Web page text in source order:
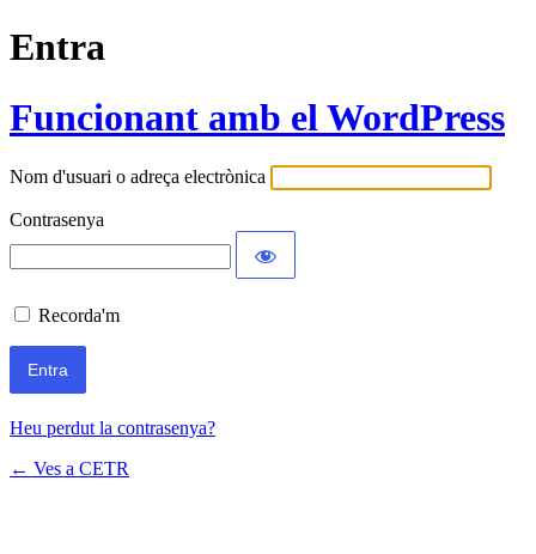
Entra
Funcionant amb el WordPress
Nom d'usuari o adreça electrònica
Contrasenya
Recorda'm
Heu perdut la contrasenya?
← Ves a CETR